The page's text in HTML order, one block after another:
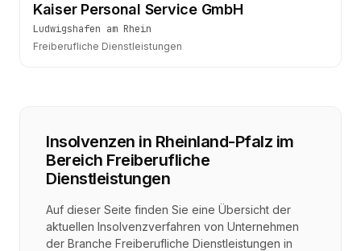
Kaiser Personal Service GmbH
Ludwigshafen am Rhein
Freiberufliche Dienstleistungen
Insolvenzen in Rheinland-Pfalz im
Bereich Freiberufliche
Dienstleistungen
Auf dieser Seite finden Sie eine Übersicht der
aktuellen Insolvenzverfahren von Unternehmen
der Branche Freiberufliche Dienstleistungen in